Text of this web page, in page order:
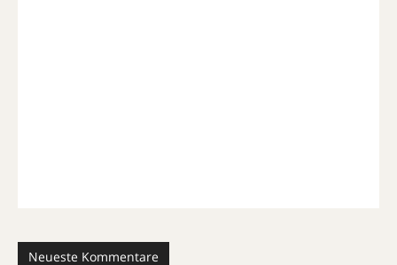
Neueste Kommentare